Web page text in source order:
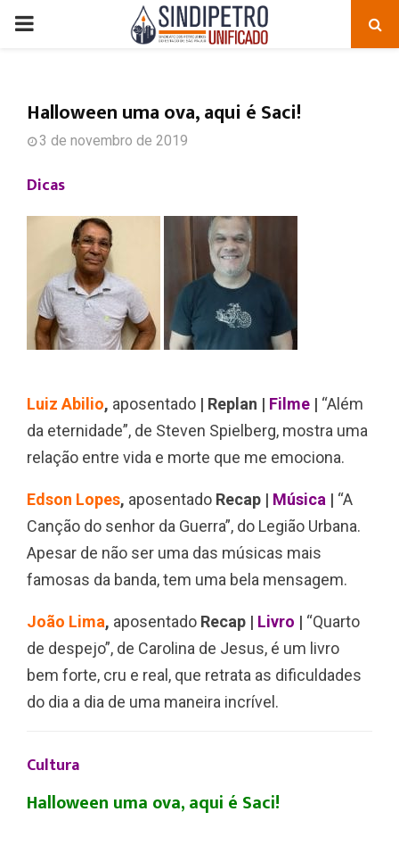
PRIMARY
Halloween uma ova, aqui é Saci!
3 de novembro de 2019
Dicas
Luiz Abilio, aposentado | Replan | Filme | “Além
da eternidade”, de Steven Spielberg, mostra uma
relação entre vida e morte que me emociona.
Edson Lopes, aposentado Recap | Música | “A
Canção do senhor da Guerra”, do Legião Urbana.
Apesar de não ser uma das músicas mais
famosas da banda, tem uma bela mensagem.
João Lima, aposentado Recap | Livro | “Quarto
de despejo”, de Carolina de Jesus, é um livro
bem forte, cru e real, que retrata as dificuldades
do dia a dia de uma maneira incrível.
Cultura
Halloween uma ova, aqui é Saci!